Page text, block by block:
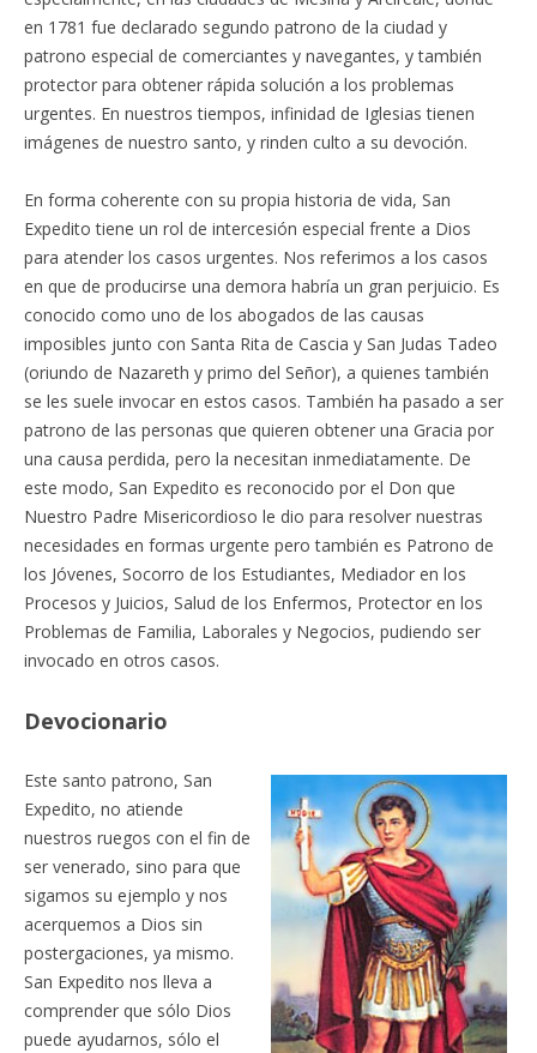
en 1781 fue declarado segundo patrono de la ciudad y
patrono especial de comerciantes y navegantes, y también
protector para obtener rápida solución a los problemas
urgentes. En nuestros tiempos, infinidad de Iglesias tienen
imágenes de nuestro santo, y rinden culto a su devoción.
En forma coherente con su propia historia de vida, San
Expedito tiene un rol de intercesión especial frente a Dios
para atender los casos urgentes. Nos referimos a los casos
en que de producirse una demora habría un gran perjuicio. Es
conocido como uno de los abogados de las causas
imposibles junto con Santa Rita de Cascia y San Judas Tadeo
(oriundo de Nazareth y primo del Señor), a quienes también
se les suele invocar en estos casos. También ha pasado a ser
patrono de las personas que quieren obtener una Gracia por
una causa perdida, pero la necesitan inmediatamente. De
este modo, San Expedito es reconocido por el Don que
Nuestro Padre Misericordioso le dio para resolver nuestras
necesidades en formas urgente pero también es Patrono de
los Jóvenes, Socorro de los Estudiantes, Mediador en los
Procesos y Juicios, Salud de los Enfermos, Protector en los
Problemas de Familia, Laborales y Negocios, pudiendo ser
invocado en otros casos.
Devocionario
Este santo patrono, San
Expedito, no atiende
nuestros ruegos con el fin de
ser venerado, sino para que
sigamos su ejemplo y nos
acerquemos a Dios sin
postergaciones, ya mismo.
San Expedito nos lleva a
comprender que sólo Dios
puede ayudarnos, sólo el